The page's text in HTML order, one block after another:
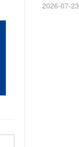
2026-07-23